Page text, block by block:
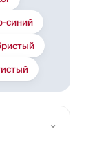
синий
⌄